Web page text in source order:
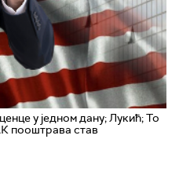
у једном дану; Лукић; То
пооштрава став